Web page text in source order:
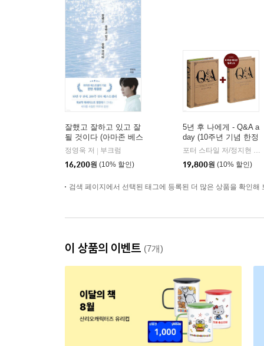
잘했고 잘하고 있고 잘
될 것이다 (아마존 베스
트셀러 기념 전면 개정
정영욱 저
부크럼
16,200원 (10% 할인)
5년 후 나에게 - Q&A a
day (10주년 기념 한정
판 필사 노트 세트)
포터 스타일 저/정지현 역
19,800원 (10% 할인)
검색 페이지에서 선택된 태그에 등록된 더 많은 상품을 확인해
이 상품의 이벤트 (7개)